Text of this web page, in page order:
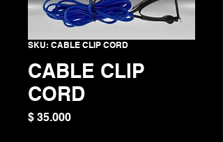
SKU: CABLE CLIP CORD
CABLE CLIP
CORD
$ 35.000Precio